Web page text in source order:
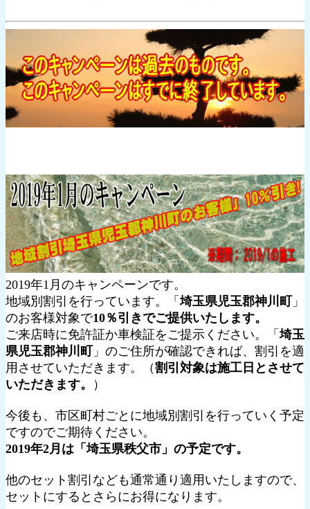
2019年1月のキャンペーンです。
地域別割引を行っています。「埼玉県児玉郡神川町」
のお客様対象で10％引きでご提供いたします。
ご来店時に免許証か車検証をご提示ください。「埼玉
県児玉郡神川町」のご住所が確認できれば、割引を適
用させていただきます。（割引対象は施工日とさせて
いただきます。
）
今後も、市区町村ごとに地域別割引を行っていく予定
ですのでご期待ください。
2019年2月は「埼玉県秩父市」の予定です。
他のセット割引なども通常通り適用いたしますので、
セットにするとさらにお得になります。